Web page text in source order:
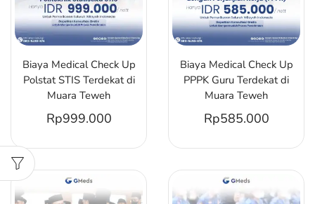
Biaya Medical Check Up
Polstat STIS Terdekat di
Muara Teweh
Rp999.000
Biaya Medical Check Up
PPPK Guru Terdekat di
Muara Teweh
Rp585.000